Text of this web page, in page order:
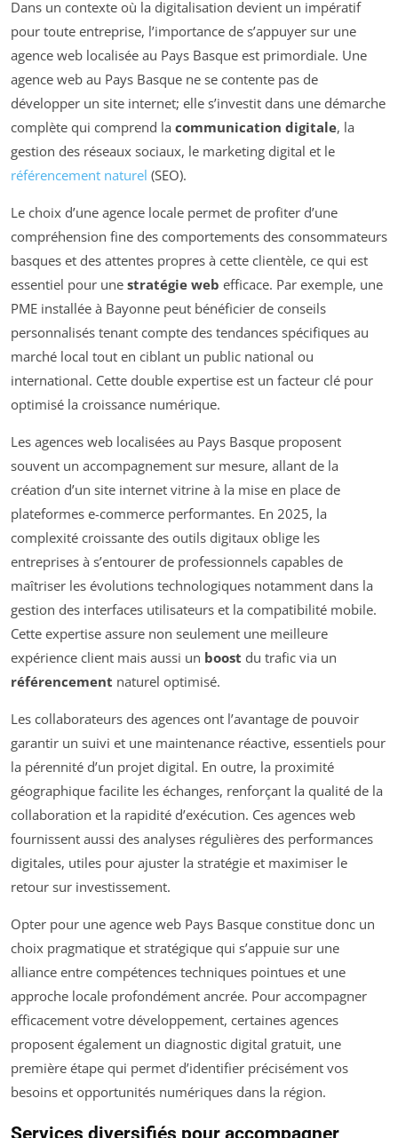
Dans un contexte où la digitalisation devient un impératif
pour toute entreprise, l’importance de s’appuyer sur une
agence web localisée au Pays Basque est primordiale. Une
agence web au Pays Basque ne se contente pas de
développer un site internet; elle s’investit dans une démarche
complète qui comprend la communication digitale, la
gestion des réseaux sociaux, le marketing digital et le
référencement naturel (SEO).
Le choix d’une agence locale permet de profiter d’une
compréhension fine des comportements des consommateurs
basques et des attentes propres à cette clientèle, ce qui est
essentiel pour une stratégie web efficace. Par exemple, une
PME installée à Bayonne peut bénéficier de conseils
personnalisés tenant compte des tendances spécifiques au
marché local tout en ciblant un public national ou
international. Cette double expertise est un facteur clé pour
optimisé la croissance numérique.
Les agences web localisées au Pays Basque proposent
souvent un accompagnement sur mesure, allant de la
création d’un site internet vitrine à la mise en place de
plateformes e-commerce performantes. En 2025, la
complexité croissante des outils digitaux oblige les
entreprises à s’entourer de professionnels capables de
maîtriser les évolutions technologiques notamment dans la
gestion des interfaces utilisateurs et la compatibilité mobile.
Cette expertise assure non seulement une meilleure
expérience client mais aussi un boost du trafic via un
référencement naturel optimisé.
Les collaborateurs des agences ont l’avantage de pouvoir
garantir un suivi et une maintenance réactive, essentiels pour
la pérennité d’un projet digital. En outre, la proximité
géographique facilite les échanges, renforçant la qualité de la
collaboration et la rapidité d’exécution. Ces agences web
fournissent aussi des analyses régulières des performances
digitales, utiles pour ajuster la stratégie et maximiser le
retour sur investissement.
Opter pour une agence web Pays Basque constitue donc un
choix pragmatique et stratégique qui s’appuie sur une
alliance entre compétences techniques pointues et une
approche locale profondément ancrée. Pour accompagner
efficacement votre développement, certaines agences
proposent également un diagnostic digital gratuit, une
première étape qui permet d’identifier précisément vos
besoins et opportunités numériques dans la région.
Services diversifiés pour accompagner